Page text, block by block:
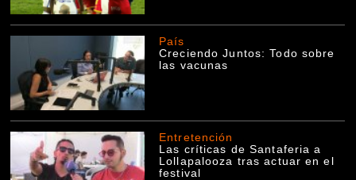
País
Creciendo Juntos: Todo sobre
las vacunas
Entretención
Las críticas de Santaferia a
Lollapalooza tras actuar en el
festival